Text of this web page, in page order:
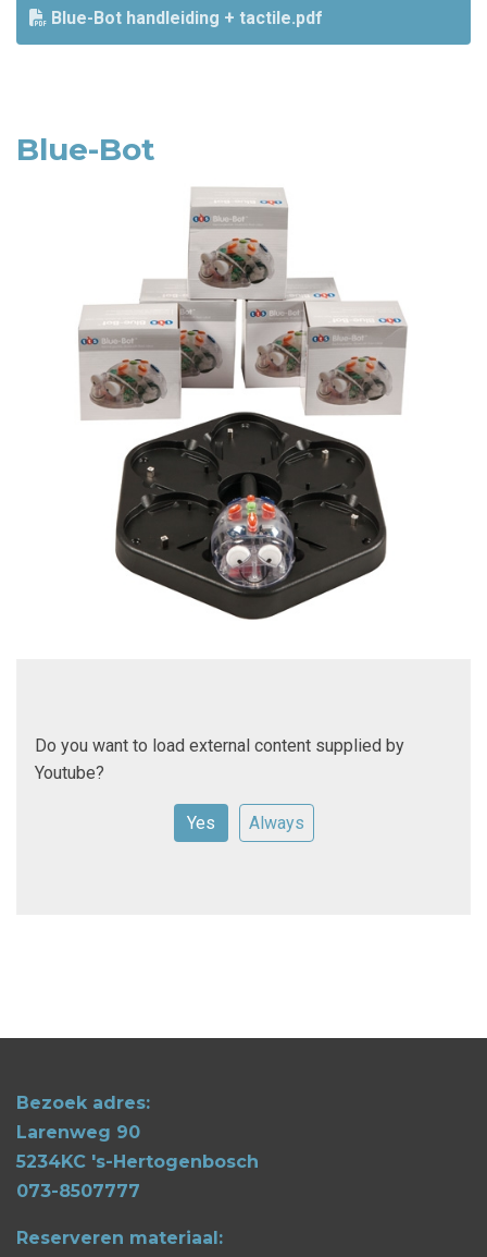
Blue-Bot handleiding + tactile.pdf
Blue-Bot
Do you want to load external content supplied by
Youtube?
Yes Always
Bezoek adres:
Larenweg 90
5234KC 's-Hertogenbosch
073-8507777
Reserveren materiaal: